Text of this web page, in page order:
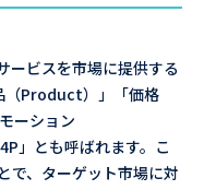
ービスを市場に提供する
（Product）」「価格
ーション
」とも呼ばれます。こ
で、ターゲット市場に対